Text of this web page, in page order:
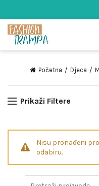
Početna Djeca
Prikaži Filtere
Nisu pronađeni
odabiru.